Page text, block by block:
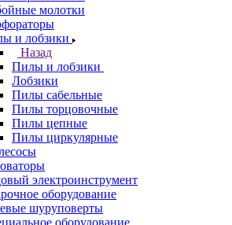
молотки
и лобзики
Назад
Пилы и лобзики
Лобзики
Пилы сабельные
Пилы торцовочные
Пилы цепные
Пилы циркулярные
электроинструмент
оборудование
шуруповерты
оборудование